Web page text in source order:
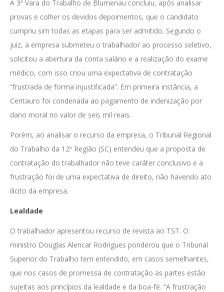
A 3ª Vara do Trabalho de Blumenau concluiu, após analisar
provas e colher os devidos depoimentos, que o candidato
cumpriu sim todas as etapas para ser admitido. Segundo o
juiz, a empresa submeteu o trabalhador ao processo seletivo,
solicitou a abertura da conta salário e a realização do exame
médico, com isso criou uma expectativa de contratação
“frustrada de forma injustificada”. Em primeira instância, a
Centauro foi condenada ao pagamento de indenização por
dano moral no valor de seis mil reais.
Porém, ao analisar o recurso da empresa, o Tribunal Regional
do Trabalho da 12ª Região (SC) entendeu que a proposta de
contratação do trabalhador não teve caráter conclusivo e a
frustração foi de uma expectativa de direito, não havendo ato
ilícito da empresa.
Lealdade
O trabalhador apresentou recurso de revista ao TST. O
ministro Douglas Alencar Rodrigues ponderou que o Tribunal
Superior do Trabalho tem entendido, em casos semelhantes,
que nos casos de promessa de contratação as partes estão
sujeitas aos princípios da lealdade e da boa-fé. “A frustração